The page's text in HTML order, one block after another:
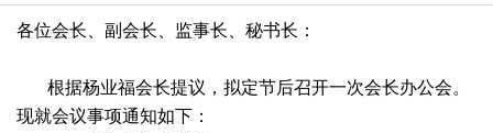
各位会长、副会长、监事长、秘书长：
根据杨业福会长提议，拟定节后召开一次会长办公会。
现就会议事项通知如下：